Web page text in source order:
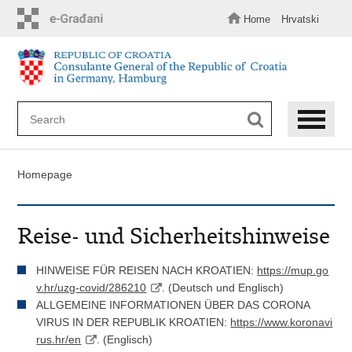
content
Home Hrvatski
Homepage
Reise- und Sicherheitshinweise
HINWEISE FÜR REISEN NACH KROATIEN: https://mup.go
v.hr/uzg-covid/286210
. (Deutsch und Englisch)
ALLGEMEINE INFORMATIONEN ÜBER DAS CORONA
VIRUS IN DER REPUBLIK KROATIEN: https://www.koronavi
rus.hr/en
. (Englisch)